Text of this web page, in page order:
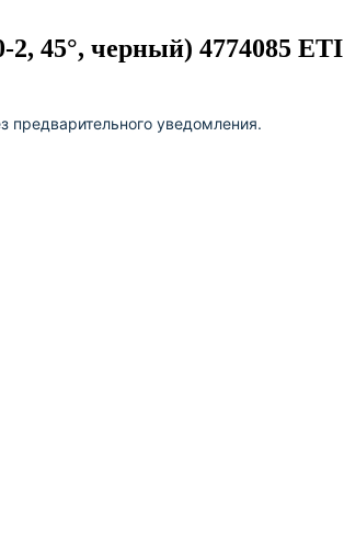
2, 45°, черный) 4774085 ETI
предварительного уведомления.